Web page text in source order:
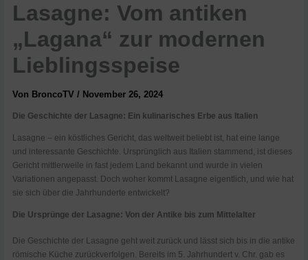
Lasagne: Vom antiken
„Lagana“ zur modernen
Lieblingsspeise
Von BroncoTV/ November 26, 2024
Die Geschichte der Lasagne: Ein kulinarisches Erbe aus Italien
Lasagne – ein köstliches Gericht, das weltweit beliebt ist, hat eine lange
und interessante Geschichte. Ursprünglich aus Italien stammend, ist dieses
Gericht mittlerweile in fast jedem Land bekannt und wurde in vielen
Variationen angepasst. Doch woher kommt Lasagne eigentlich, und wie hat
sie sich über die Jahrhunderte entwickelt?
Die Ursprünge der Lasagne: Von der Antike bis zum Mittelalter
Die Geschichte der Lasagne geht weit zurück und lässt sich bis in die antike
römische Küche zurückverfolgen. Bereits im 5. Jahrhundert v. Chr. gab es